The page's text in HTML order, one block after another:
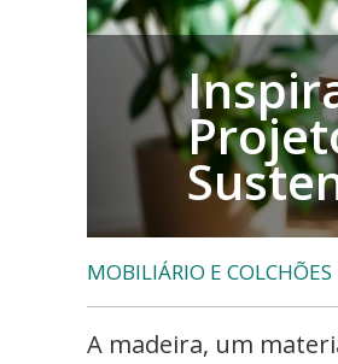
MOBILIÁRIO E COLCHÕES
A madeira, um